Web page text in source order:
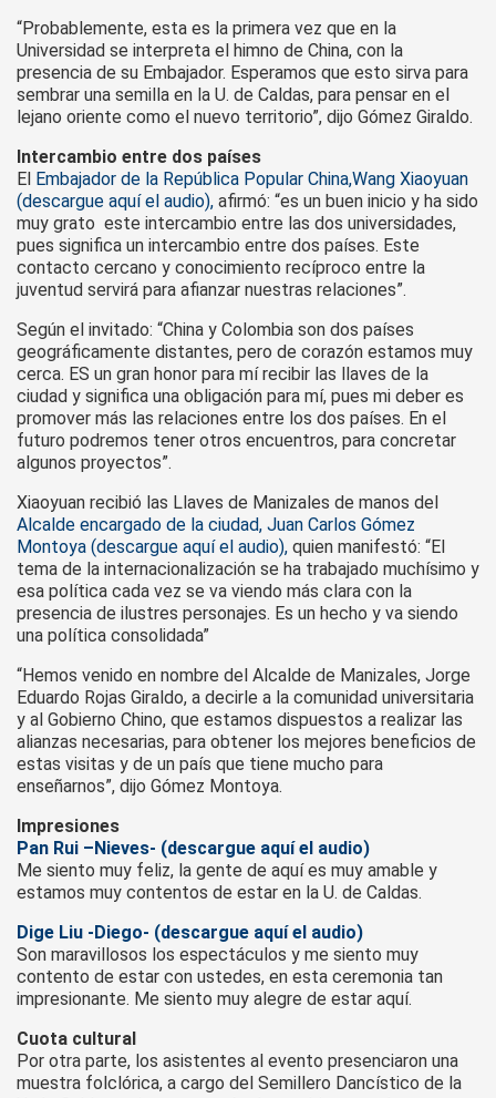
“Probablemente, esta es la primera vez que en la
Universidad se interpreta el himno de China, con la
presencia de su Embajador. Esperamos que esto sirva para
sembrar una semilla en la U. de Caldas, para pensar en el
lejano oriente como el nuevo territorio”, dijo Gómez Giraldo.
Intercambio entre dos países
El Embajador de la República Popular China,Wang Xiaoyuan
(descargue aquí el audio), afirmó: “es un buen inicio y ha sido
muy grato este intercambio entre las dos universidades,
pues significa un intercambio entre dos países. Este
contacto cercano y conocimiento recíproco entre la
juventud servirá para afianzar nuestras relaciones”.
Según el invitado: “China y Colombia son dos países
geográficamente distantes, pero de corazón estamos muy
cerca. ES un gran honor para mí recibir las llaves de la
ciudad y significa una obligación para mí, pues mi deber es
promover más las relaciones entre los dos países. En el
futuro podremos tener otros encuentros, para concretar
algunos proyectos”.
Xiaoyuan recibió las Llaves de Manizales de manos del
Alcalde encargado de la ciudad, Juan Carlos Gómez
Montoya (descargue aquí el audio), quien manifestó: “El
tema de la internacionalización se ha trabajado muchísimo y
esa política cada vez se va viendo más clara con la
presencia de ilustres personajes. Es un hecho y va siendo
una política consolidada”
“Hemos venido en nombre del Alcalde de Manizales, Jorge
Eduardo Rojas Giraldo, a decirle a la comunidad universitaria
y al Gobierno Chino, que estamos dispuestos a realizar las
alianzas necesarias, para obtener los mejores beneficios de
estas visitas y de un país que tiene mucho para
enseñarnos”, dijo Gómez Montoya.
Impresiones
Pan Rui –Nieves- (descargue aquí el audio)
Me siento muy feliz, la gente de aquí es muy amable y
estamos muy contentos de estar en la U. de Caldas.
Dige Liu -Diego- (descargue aquí el audio)
Son maravillosos los espectáculos y me siento muy
contento de estar con ustedes, en esta ceremonia tan
impresionante. Me siento muy alegre de estar aquí.
Cuota cultural
Por otra parte, los asistentes al evento presenciaron una
muestra folclórica, a cargo del Semillero Dancístico de la